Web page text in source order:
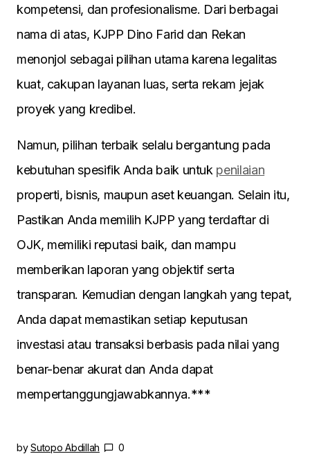
kompetensi, dan profesionalisme. Dari berbagai
nama di atas, KJPP Dino Farid dan Rekan
menonjol sebagai pilihan utama karena legalitas
kuat, cakupan layanan luas, serta rekam jejak
proyek yang kredibel.
Namun, pilihan terbaik selalu bergantung pada
kebutuhan spesifik Anda baik untuk penilaian
properti, bisnis, maupun aset keuangan. Selain itu,
Pastikan Anda memilih KJPP yang terdaftar di
OJK, memiliki reputasi baik, dan mampu
memberikan laporan yang objektif serta
transparan. Kemudian dengan langkah yang tepat,
Anda dapat memastikan setiap keputusan
investasi atau transaksi berbasis pada nilai yang
benar-benar akurat dan Anda dapat
mempertanggungjawabkannya.***
by Sutopo Abdillah 0